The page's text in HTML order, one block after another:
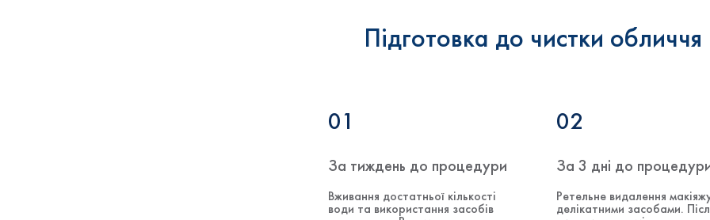
Підготовка до чистки обличчя
01
За тиждень до процедури
Вживання достатньої кількості
води та використання засобів
02
За 3 дні до
Ретельне видалення
делікатними засобами.